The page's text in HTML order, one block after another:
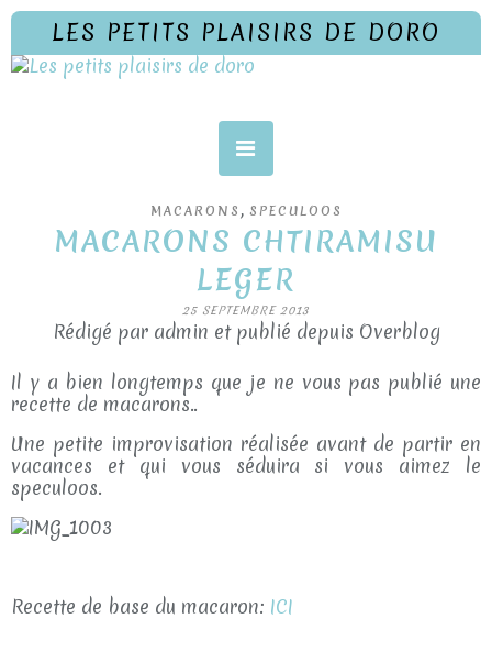
LES PETITS PLAISIRS DE DORO
MACARONS , SPECULOOS
MACARONS CHTIRAMISU
LEGER
25 SEPTEMBRE 2013
Rédigé par admin et publié depuis Overblog
Il y a bien longtemps que je ne vous pas publié une
recette de macarons..
Une petite improvisation réalisée avant de partir en
vacances et qui vous séduira si vous aimez le
speculoos.
Recette de base du macaron: ICI